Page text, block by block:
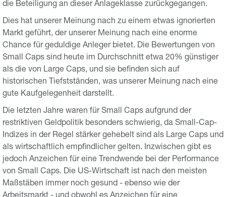
die Beteiligung an dieser Anlageklasse zurückgegangen.
Dies hat unserer Meinung nach zu einem etwas ignorierten
Markt geführt, der unserer Meinung nach eine enorme
Chance für geduldige Anleger bietet. Die Bewertungen von
Small Caps sind heute im Durchschnitt etwa 20% günstiger
als die von Large Caps, und sie befinden sich auf
historischen Tiefstständen, was unserer Meinung nach eine
gute Kaufgelegenheit darstellt.
Die letzten Jahre waren für Small Caps aufgrund der
restriktiven Geldpolitik besonders schwierig, da Small-Cap-
Indizes in der Regel stärker gehebelt sind als Large Caps und
als wirtschaftlich empfindlicher gelten. Inzwischen gibt es
jedoch Anzeichen für eine Trendwende bei der Performance
von Small Caps. Die US-Wirtschaft ist nach den meisten
Maßstäben immer noch gesund - ebenso wie der